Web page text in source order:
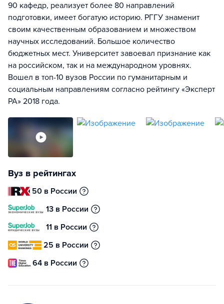
90 кафедр, реализует более 80 направлений
подготовки, имеет богатую историю. РГГУ знаменит
своим качественным образованием и множеством
научных исследований. Большое количество
бюджетных мест. Университет завоевал признание как
на российском, так и на международном уровнях.
Вошел в топ-10 вузов России по гуманитарным и
социальным направлениям согласно рейтингу «Эксперт
РА» 2018 года.
Вуз в рейтингах
50 в России
13 в России
11 в России
25 в России
64 в России